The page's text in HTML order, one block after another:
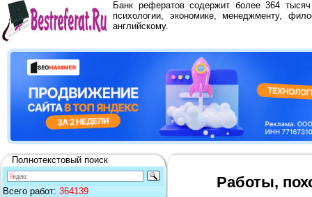
Банк рефератов содержит более 364
психологии, экономике, менеджменту,
английскому.
Полнотекстовый поиск
Всего работ: 364139
Работы,